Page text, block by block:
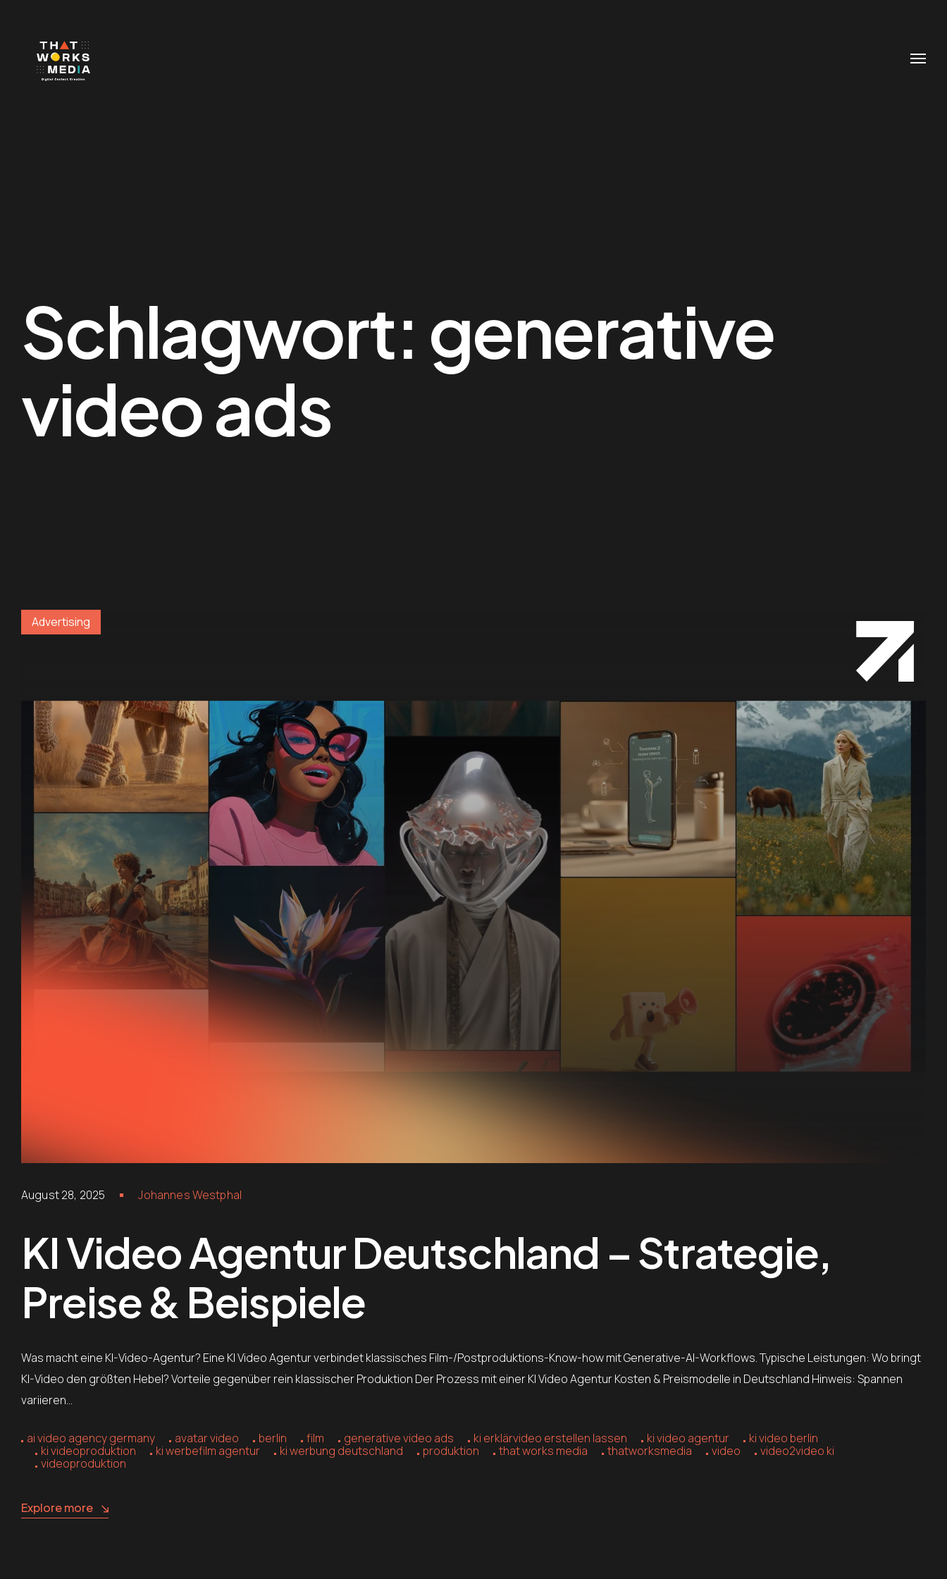
Schlagwort: generative
video ads
Advertising
August 28, 2025 Johannes Westphal
KI Video Agentur Deutschland – Strategie,
Preise & Beispiele
Was macht eine KI-Video-Agentur? Eine KI Video Agentur verbindet klassisches Film-/Postproduktions-Know-how mit Generative-AI-Workflows. Typische Leistungen: Wo bringt
KI-Video den größten Hebel? Vorteile gegenüber rein klassischer Produktion Der Prozess mit einer KI Video Agentur Kosten & Preismodelle in Deutschland Hinweis: Spannen
variieren…
ai video agency germany avatar video berlin film generative video ads ki erklärvideo erstellen lassen ki video agentur
ki video berlin
ki videoproduktion
ki werbefilm agentur ki werbung deutschland produktion that works media thatworksmedia video
video2video ki
videoproduktion
Explore more